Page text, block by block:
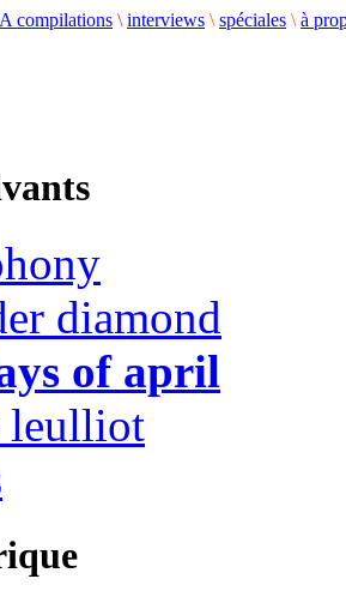
compilations \ interviews \ spéciales \ à
diamond
of april
leulliot